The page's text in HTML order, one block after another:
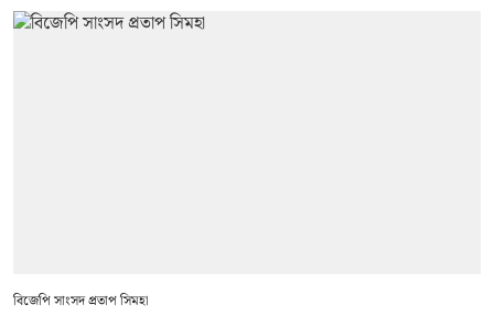
বিজেপি সাংসদ প্রতাপ সিমহা